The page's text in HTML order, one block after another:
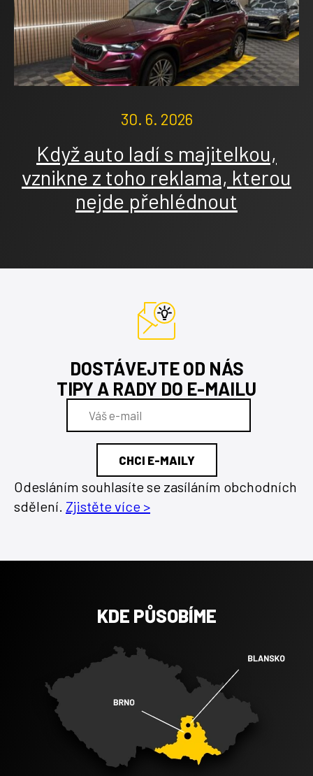
30. 6. 2026
Když auto ladí s majitelkou,
vznikne z toho reklama, kterou
nejde přehlédnout
DOSTÁVEJTE OD NÁS
TIPY A RADY DO E-MAILU
Odesláním souhlasíte se zasíláním obchodních
sdělení. Zjistěte více >
KDE PŮSOBÍME